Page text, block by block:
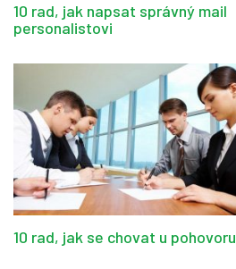
10 rad, jak napsat správný mail
personalistovi
10 rad, jak se chovat u pohovoru